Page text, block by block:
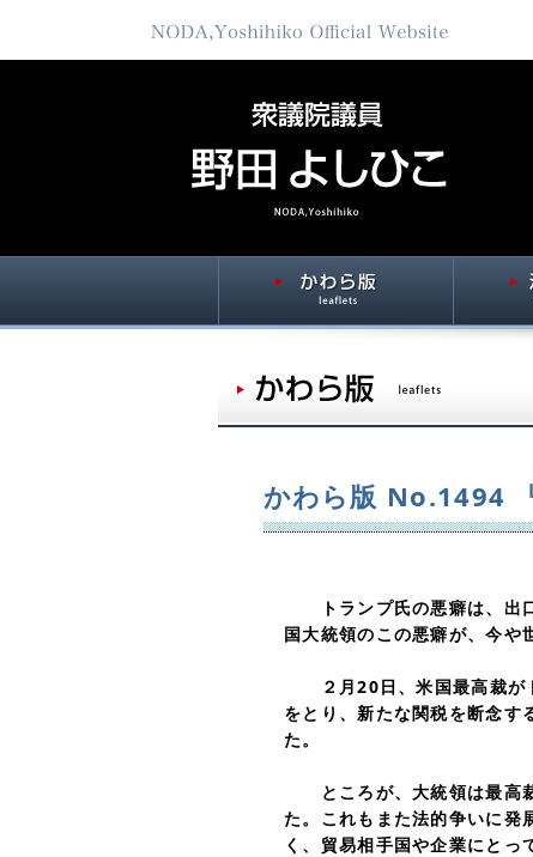
かわら版 No.1494
トランプ氏の悪癖は、出口
国大統領のこの悪癖が、今や
２月20日、米国最高裁がト
をとり、新たな関税を断念す
た。
ところが、大統領は最高裁
た。これもまた法的争いに発
く、貿易相手国や企業にとっ